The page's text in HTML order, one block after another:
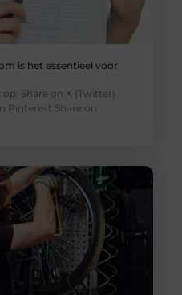
is het essentieel voor
Share on X (Twitter)
Pinterest Share on